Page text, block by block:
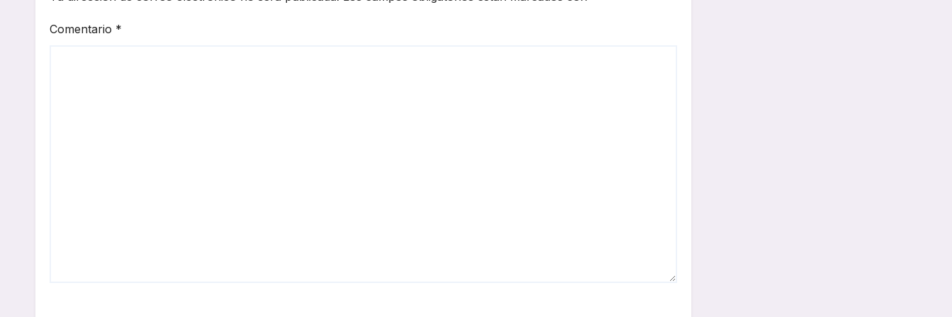
Comentario *